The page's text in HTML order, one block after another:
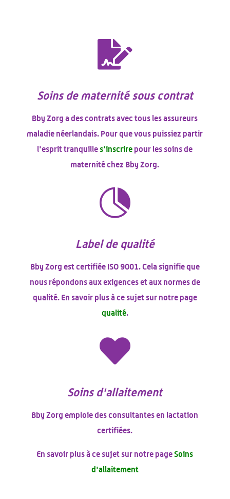

Soins de maternité sous contrat
Bby Zorg a des contrats avec tous les assureurs
maladie néerlandais. Pour que vous puissiez partir
l'esprit tranquilles'inscrire pour les soins de
maternité chez Bby Zorg.

Label de qualité
Bby Zorg est certifiée ISO 9001. Cela signifie que
nous répondons aux exigences et aux normes de
qualité. En savoir plus à ce sujet sur notre page
qualité.

Soins d'allaitement
Bby Zorg emploie des consultantes en lactation
certifiées.
En savoir plus à ce sujet sur notre pageSoins
d'allaitement